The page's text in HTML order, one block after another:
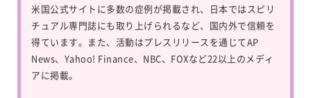
米国公式サイトに多数の症例が掲載され、日本ではスピリ
チュアル専門誌にも取り上げられるなど、国内外で信頼を
得ています。また、活動はプレスリリースを通じてAP
News、Yahoo! Finance、NBC、FOXなど22以上のメディ
アに掲載。